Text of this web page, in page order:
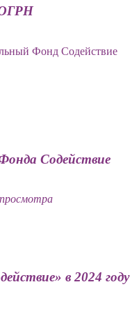
ОГРН
Содействие
в 2024 году